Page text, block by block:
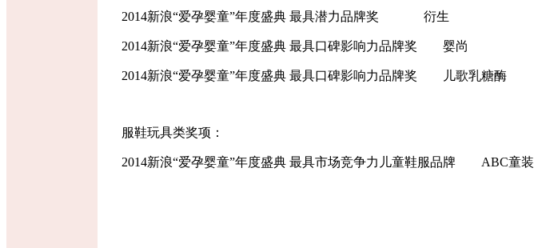
2014新浪“爱孕婴童”年度盛典 最具潜力品牌奖 衍生
2014新浪“爱孕婴童”年度盛典 最具口碑影响力品牌奖 婴尚
2014新浪“爱孕婴童”年度盛典 最具口碑影响力品牌奖 儿歌乳糖酶
服鞋玩具类奖项：
2014新浪“爱孕婴童”年度盛典 最具市场竞争力儿童鞋服品牌 ABC童装